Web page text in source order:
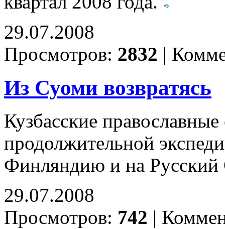
29.07.2008
Просмотров: 2832 |
Из Суоми возвратясь
Кузбасские
продолжительной
Финляндию и на
29.07.2008
Просмотров: 742 |